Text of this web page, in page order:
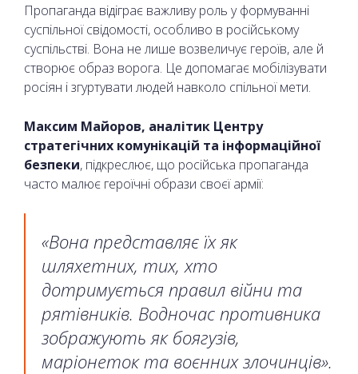
Пропаганда відіграє важливу роль у формуванні
суспільної свідомості, особливо в російському
суспільстві. Вона не лише возвеличує героїв, але й
створює образ ворога. Це допомагає мобілізувати
росіян і згуртувати людей навколо спільної мети.
Максим Майоров, аналітик Центру
стратегічних комунікацій та інформаційної
безпеки, підкреслює, що російська пропаганда
часто малює героїчні образи своєї армії:
«Вона представляє їх як
шляхетних, тих, хто
дотримується правил війни та
рятівників. Водночас противника
зображують як боягузів,
маріонеток та воєнних злочинців».